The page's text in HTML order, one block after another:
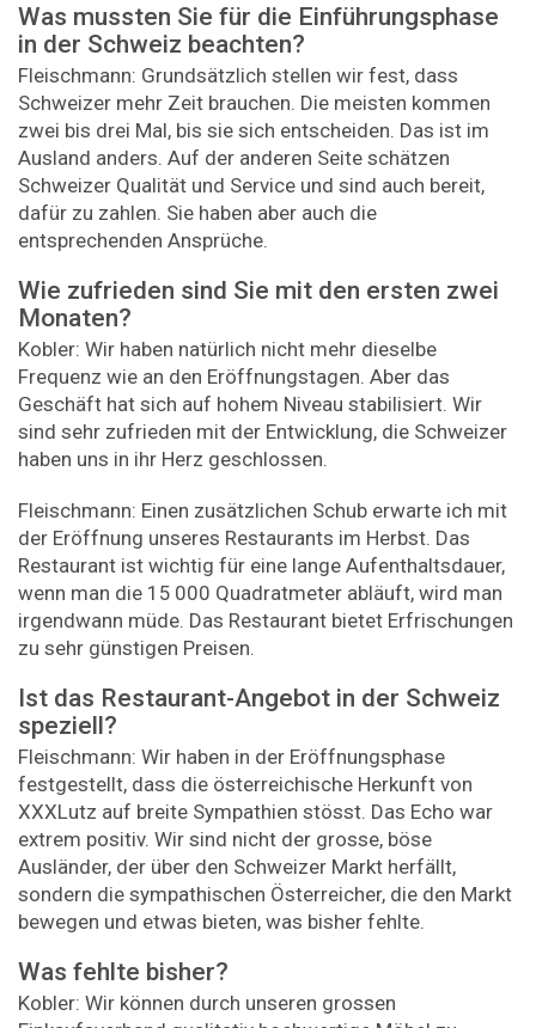
Was mussten Sie für die Einführungsphase
in der Schweiz beachten?
Fleischmann: Grundsätzlich stellen wir fest, dass
Schweizer mehr Zeit brauchen. Die meisten kommen
zwei bis drei Mal, bis sie sich entscheiden. Das ist im
Ausland anders. Auf der anderen Seite schätzen
Schweizer Qualität und Service und sind auch bereit,
dafür zu zahlen. Sie haben aber auch die
entsprechenden Ansprüche.
Wie zufrieden sind Sie mit den ersten zwei
Monaten?
Kobler: Wir haben natürlich nicht mehr dieselbe
Frequenz wie an den Eröffnungstagen. Aber das
Geschäft hat sich auf hohem Niveau stabilisiert. Wir
sind sehr zufrieden mit der Entwicklung, die Schweizer
haben uns in ihr Herz geschlossen.
Fleischmann: Einen zusätzlichen Schub erwarte ich mit
der Eröffnung unseres Restaurants im Herbst. Das
Restaurant ist wichtig für eine lange Aufenthaltsdauer,
wenn man die 15 000 Quadratmeter abläuft, wird man
irgendwann müde. Das Restaurant bietet Erfrischungen
zu sehr günstigen Preisen.
Ist das Restaurant-Angebot in der Schweiz
speziell?
Fleischmann: Wir haben in der Eröffnungsphase
festgestellt, dass die österreichische Herkunft von
XXXLutz auf breite Sympathien stösst. Das Echo war
extrem positiv. Wir sind nicht der grosse, böse
Ausländer, der über den Schweizer Markt herfällt,
sondern die sympathischen Österreicher, die den Markt
bewegen und etwas bieten, was bisher fehlte.
Was fehlte bisher?
Kobler: Wir können durch unseren grossen